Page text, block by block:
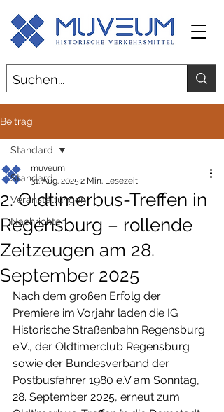
Beitrag
Standard
Veranstaltungen
Nachrichten
Standard
2. Oldtimerbus-Treffen in
Regensburg – rollende
Zeitzeugen am 28.
September 2025
muveum
31. Aug. 2025 2 Min. Lesezeit
Nach dem großen Erfolg der
Premiere im Vorjahr laden die IG
Historische Straßenbahn Regensburg
e.V., der Oldtimerclub Regensburg
sowie der Bundesverband der
Postbusfahrer 1980 e.V am Sonntag,
28. September 2025, erneut zum